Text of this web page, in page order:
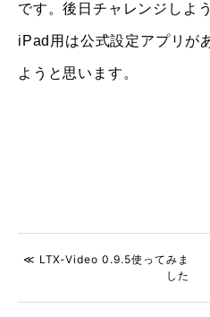
です。後日チャレンジしよ
iPad用は公式設定アプリが
ようと思います。
≪ LTX-Video 0.9.5使ってみま
した